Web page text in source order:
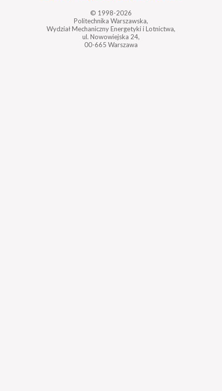
© 1998-2026
Politechnika Warszawska,
Wydział Mechaniczny Energetyki i Lotnictwa,
ul. Nowowiejska 24,
00-665 Warszawa